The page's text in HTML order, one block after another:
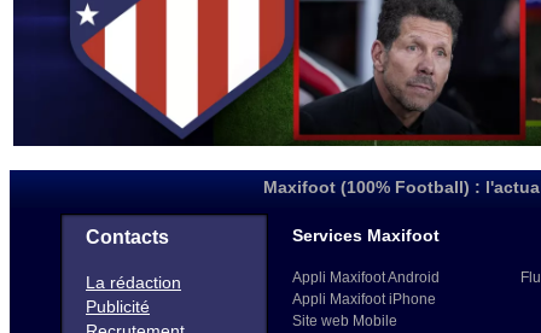
Maxifoot (100% Football) :
Contacts
La rédaction
Publicité
Services Maxifoot
Appli Maxifoot Android
Appli Maxifoot iPhone
Site web Mobile